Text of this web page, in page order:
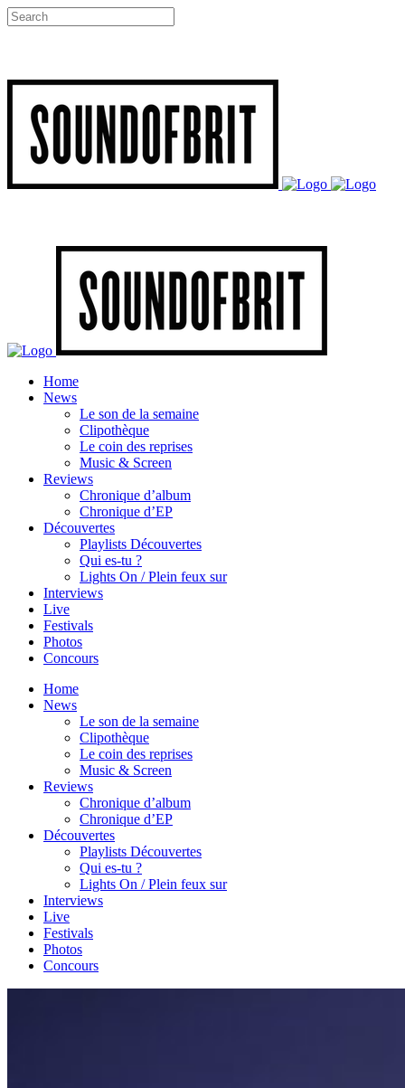
Home
News
Le son de la semaine
Clipothèque
Le coin des reprises
Music & Screen
Reviews
Chronique d’album
Chronique d’EP
Découvertes
Playlists Découvertes
Qui es-tu ?
Lights On / Plein feux sur
Interviews
Live
Festivals
Photos
Concours
Home
News
Le son de la semaine
Clipothèque
Le coin des reprises
Music & Screen
Reviews
Chronique d’album
Chronique d’EP
Découvertes
Playlists Découvertes
Qui es-tu ?
Lights On / Plein feux sur
Interviews
Live
Festivals
Photos
Concours